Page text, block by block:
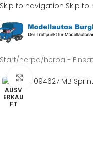
Skip to navigation Skip to
Start/herpa/herpa -
AUSV
ERKAU
FT
Klick zum